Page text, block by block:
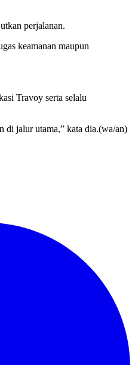
perjalanan.
keamanan maupun
Travoy serta selalu
di jalur utama,” kata dia.(wa/an)